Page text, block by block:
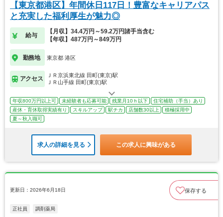
【東京都港区】年間休日117日！豊富なキャリアパス
と充実した福利厚生が魅力◎
給与
【月収】34.4万円～59.2万円諸手当含む
【年収】487万円～849万円
勤務地 東京都 港区
アクセス
ＪＲ京浜東北線 田町(東京)駅
ＪＲ山手線 田町(東京)駅
年収800万円以上可 未経験者も応募可能 残業月10ｈ以下
住宅補助（手当）あり
産休・育休取得実績有り
スキルアップ 駅チカ 店舗数30以上
積極採用中
夏～秋入職可
求人の詳細を見る この求人に興味がある
更新日：2026年6月18日 保存する
正社員 調剤薬局